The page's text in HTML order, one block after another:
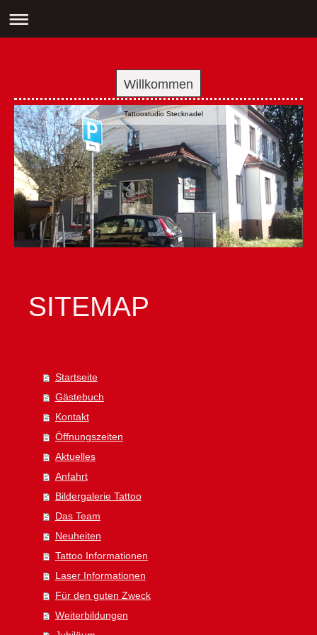
Willkommen
Tattoostudio Stecknadel
SITEMAP
Startseite
Gästebuch
Kontakt
Öffnungszeiten
Aktuelles
Anfahrt
Bildergalerie Tattoo
Das Team
Neuheiten
Tattoo Informationen
Laser Informationen
Für den guten Zweck
Weiterbildungen